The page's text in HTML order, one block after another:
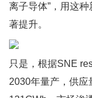
离子导体”，用这
著提升。
只是，根据SNE
2030年量产，供应